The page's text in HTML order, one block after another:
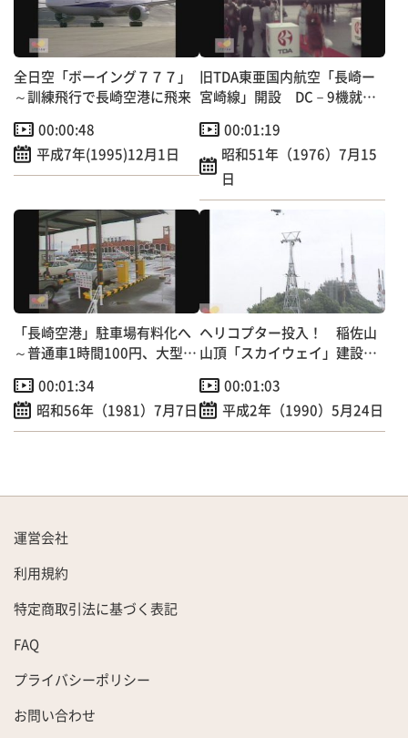
全日空「ボーイング７７７」
～訓練飛行で長崎空港に飛来
00:00:48
平成7年(1995)12月1日
旧TDA東亜国内航空「長崎ー
宮崎線」開設 DC－9機就
00:01:19
昭和51年（1976）7月15
日
「長崎空港」駐車場有料化へ
～普通車1時間100円、大型車
00:01:34
昭和56年（1981）7月7日
ヘリコプター投入！ 稲佐山
山頂「スカイウェイ」建設工
00:01:03
平成2年（1990）5月24日
運営会社
利用規約
特定商取引法に基づく表記
FAQ
プライバシーポリシー
お問い合わせ